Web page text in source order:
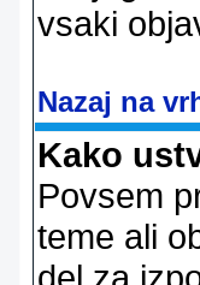
vsaki
Nazaj na
Kako
Povsem
teme ali